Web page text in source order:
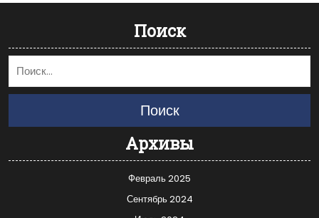
Поиск
Поиск
Архивы
Февраль 2025
Сентябрь 2024